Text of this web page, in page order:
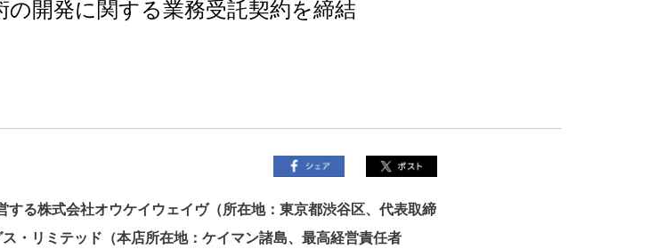
開発に関する業務受託契約を締結
する株式会社オウケイウェイヴ（所在地：東京都渋谷区、代表取締
・リミテッド（本店所在地：ケイマン諸島、最高経営責任者